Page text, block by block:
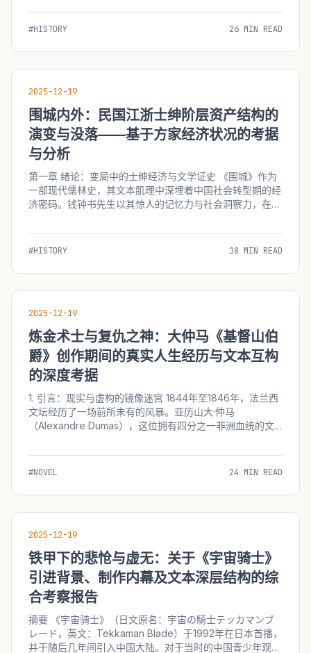
符号—&md...
#HISTORY 26 MIN READ
2025-12-19
围城内外：民国江浙士绅阶层资产结构的
演变与没落——基于方家经济状况的考据
与分析
第一章 绪论：变局中的士绅经济与文学证史 《围城》作为
一部现代儒林史，其文本肌理中深埋着中国社会转型期的经
济密码。钱钟书先生以其惊人的记忆力与社会洞察力，在方
（1937-1949）江浙士绅阶层所面临的经济崩塌。这一阶
层，曾是传统中国社会的稳定器，拥有土地...
#HISTORY 18 MIN READ
2025-12-19
炼金术士与复仇之神：大仲马《基督山伯
爵》创作期间的真实人生经历与文本互构
的深度考据
1. 引言：现实与虚构的镜像迷宫 1844年至1846年，法兰西
文坛经历了一场前所未有的风暴。亚历山大·仲马
（Alexandre Dumas），这位拥有四分之一非洲血统的文
——《基督山伯爵》（Le Comte...
#NOVEL 24 MIN READ
2025-12-19
铁甲下的悲怆与虚无：关于《宇宙骑士》
引进背景、制作内幕及文本深层结构的综
合考察报告
摘要 《宇宙骑士》（日文原名：宇宙の騎士テッカマンブ
レード，英文：Tekkaman Blade）于1992年在日本首播，
并于随后几年间引入中国大陆。对于当时的中国青少年观众